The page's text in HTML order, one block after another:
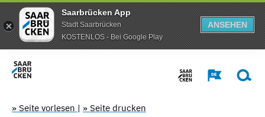
Saarbrücken App
Stadt Saarbrücken
KOSTENLOS - Bei Google Play
ANSEHEN
» Seite vorlesen | » Seite drucken